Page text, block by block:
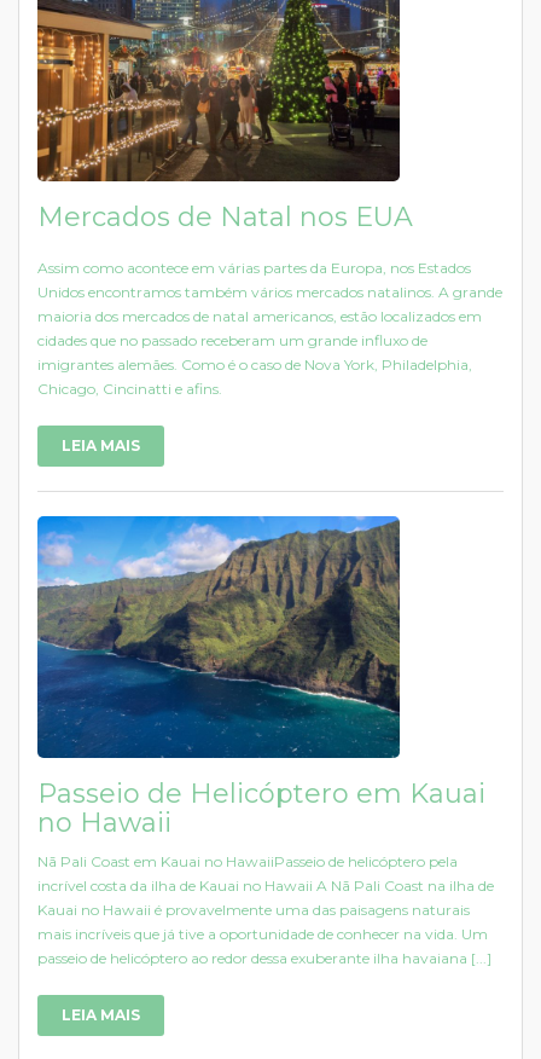
Mercados de Natal nos EUA
Assim como acontece em várias partes da Europa, nos Estados
Unidos encontramos também vários mercados natalinos. A grande
maioria dos mercados de natal americanos, estão localizados em
cidades que no passado receberam um grande influxo de
imigrantes alemães. Como é o caso de Nova York, Philadelphia,
Chicago, Cincinatti e afins.
LEIA MAIS
Passeio de Helicóptero em Kauai
no Hawaii
Nā Pali Coast em Kauai no HawaiiPasseio de helicóptero pela
incrível costa da ilha de Kauai no Hawaii A Nā Pali Coast na ilha de
Kauai no Hawaii é provavelmente uma das paisagens naturais
mais incríveis que já tive a oportunidade de conhecer na vida. Um
passeio de helicóptero ao redor dessa exuberante ilha havaiana [...]
LEIA MAIS